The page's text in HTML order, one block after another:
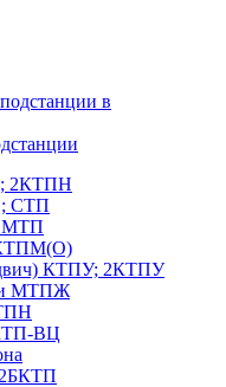
2КТПН
СТП
МТП
КТПМ(О)
КТПУ; 2КТПУ
МТПЖ
ВЦ